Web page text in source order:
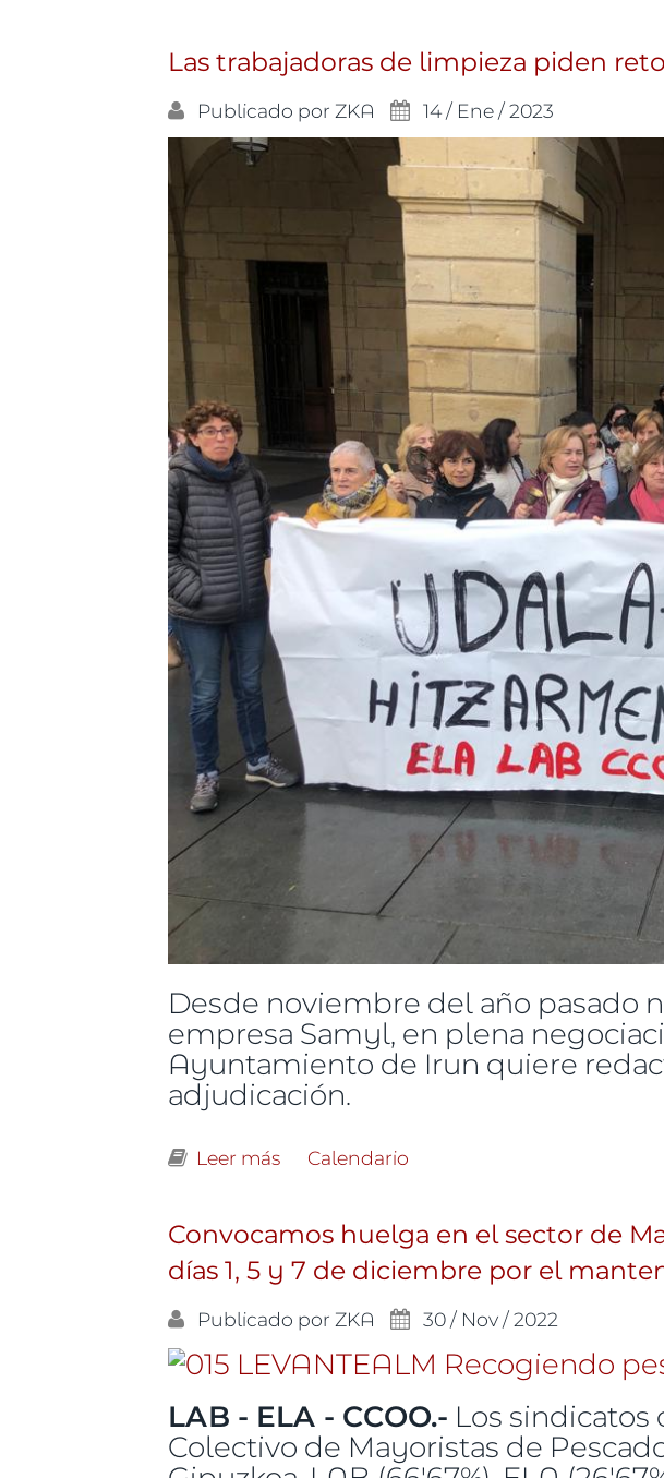
Las trabajadoras de limpieza piden
Publicado porZKA 14 / Ene / 2023
Desde noviembre del año pasado
empresa Samyl, en plena
Ayuntamiento de Irun quiere
adjudicación.
Leer más sobre Las trabajadoras de limpieza
Calendario
Convocamos huelga en el sector de
días 1, 5 y 7 de diciembre por el
Publicado por ZKA 30 / Nov / 2022
LAB - ELA - CCOO.- Los
Colectivo de Mayoristas de